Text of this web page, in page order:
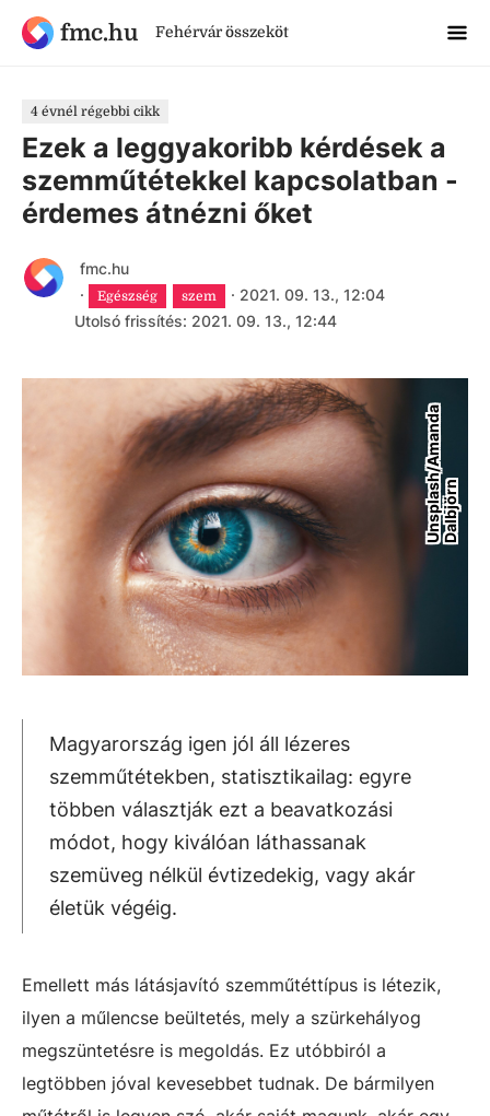
fmc.hu Fehérvár összeköt
4 évnél régebbi cikk
Ezek a leggyakoribb kérdések a
szemműtétekkel kapcsolatban -
érdemes átnézni őket
fmc.hu
·
Egészség szem · 2021. 09. 13., 12:04
Utolsó frissítés: 2021. 09. 13., 12:44
U
n
s
p
l
a
s
h
/
A
m
a
n
d
a
D
a
l
b
j
ö
rn
Magyarország igen jól áll lézeres
szemműtétekben, statisztikailag: egyre
többen választják ezt a beavatkozási
módot, hogy kiválóan láthassanak
szemüveg nélkül évtizedekig, vagy akár
életük végéig.
Emellett más látásjavító szemműtéttípus is létezik,
ilyen a műlencse beültetés, mely a szürkehályog
megszüntetésre is megoldás. Ez utóbbiról a
legtöbben jóval kevesebbet tudnak. De bármilyen